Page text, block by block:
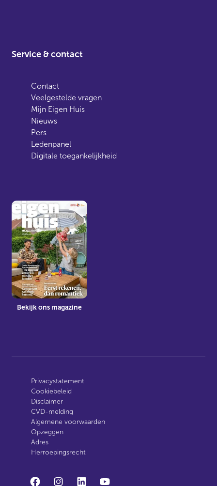
Service & contact
Contact
Veelgestelde vragen
Mijn Eigen Huis
Nieuws
Pers
Ledenpanel
Digitale toegankelijkheid
Bekijk ons magazine
Privacystatement
Cookiebeleid
Disclaimer
CVD-melding
Algemene voorwaarden
Opzeggen
Adres
Herroepingsrecht